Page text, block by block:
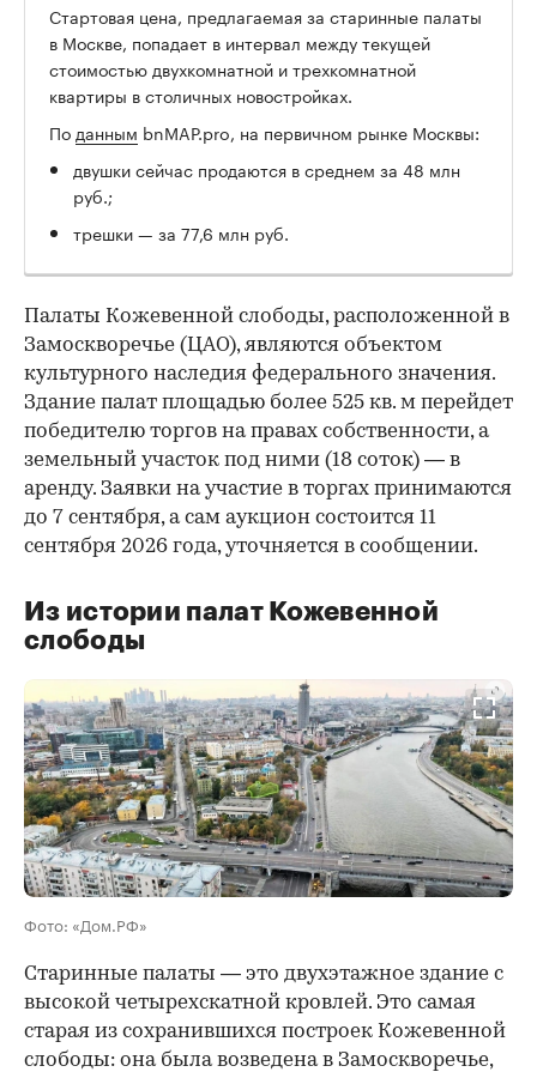
Стартовая цена, предлагаемая за старинные палаты
в Москве, попадает в интервал между текущей
стоимостью двухкомнатной и трехкомнатной
квартиры в столичных новостройках.
По данным bnMAP.pro, на первичном рынке Москвы:
двушки сейчас продаются в среднем за 48 млн
руб.;
трешки — за 77,6 млн руб.
Палаты Кожевенной слободы, расположенной в
Замоскворечье (ЦАО), являются объектом
культурного наследия федерального значения.
Здание палат площадью более 525 кв. м перейдет
победителю торгов на правах собственности, а
земельный участок под ними (18 соток) — в
аренду. Заявки на участие в торгах принимаются
до 7 сентября, а сам аукцион состоится 11
сентября 2026 года, уточняется в сообщении.
00:00 / 00:00
Из истории палат Кожевенной
слободы
Фото: «Дом.РФ»
Старинные палаты — это двухэтажное здание с
высокой четырехскатной кровлей. Это самая
старая из сохранившихся построек Кожевенной
слободы: она была возведена в Замоскворечье,